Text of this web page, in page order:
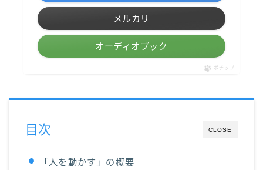
メルカリ
オーディオブック
ポチップ
CLOSE
目次
「人を動かす」の概要